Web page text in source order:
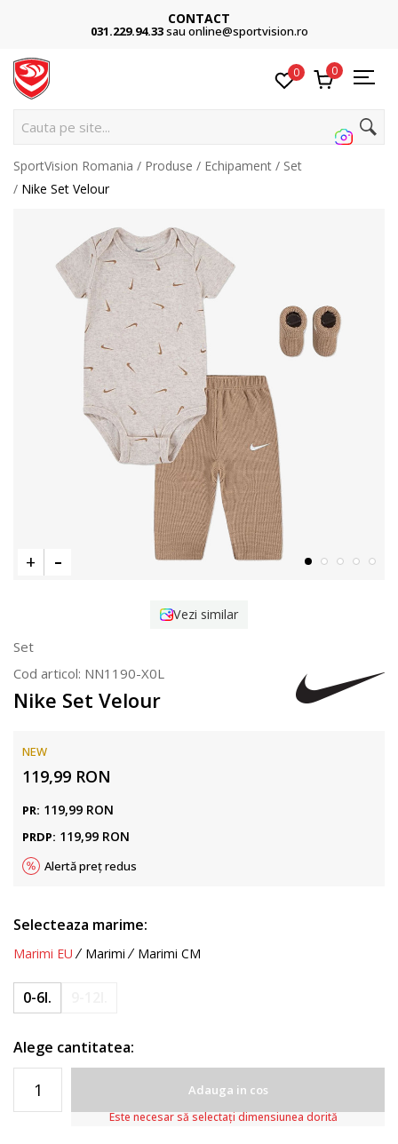
CONTACT
031.229.94.33sau online@sportvision.ro
0 0
Cauta pe site...
SportVision Romania Produse Echipament
Set
Nike Set Velour
Vezi similar
Set
Cod articol: NN1190-X0L
Nike Set Velour
NEW
119,99 RON
PR: 119,99 RON
PRDP: 119,99 RON
Alertă preț redus
Selecteaza marime:
Marimi EU Marimi Marimi CM
0-6l.
Alege cantitatea:
Adauga in cos
Este necesar să selectați dimensiunea dorită